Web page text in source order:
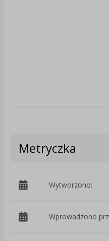
Metryczka
Wytworzono:
Wprowadzono